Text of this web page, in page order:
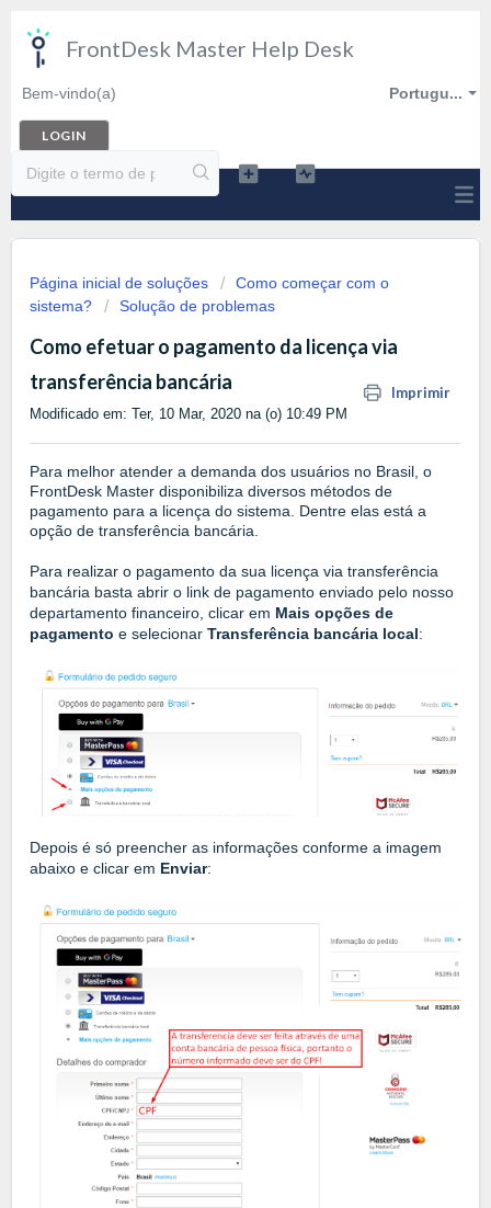
FrontDesk Master Help Desk
Portugu...
Bem-vindo(a)
LOGIN
Página inicial de soluções
Como começar com o
sistema?
Solução de problemas
Como efetuar o pagamento da licença via
transferência bancária
Imprimir
Modificado em: Ter, 10 Mar, 2020 na (o) 10:49 PM
Para melhor atender a demanda dos usuários no Brasil, o
FrontDesk Master disponibiliza diversos métodos de
pagamento para a licença do sistema. Dentre elas está a
opção de transferência bancária.
Para realizar o pagamento da sua licença via transferência
bancária basta abrir o link de pagamento enviado pelo nosso
departamento financeiro, clicar em Mais opções de
pagamento e selecionar Transferência bancária local:
Depois é só preencher as informações conforme a imagem
abaixo e clicar em Enviar: